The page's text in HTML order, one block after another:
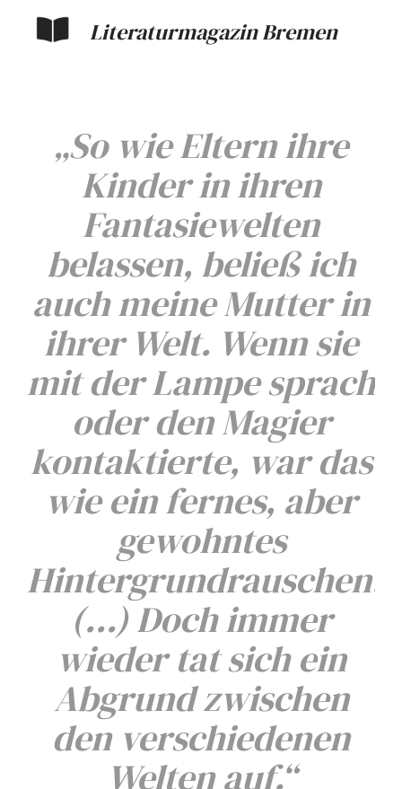
Literaturmagazin Bremen
„So wie Eltern ihre
Kinder in ihren
Fantasiewelten
belassen, beließ ich
auch meine Mutter in
ihrer Welt. Wenn sie
mit der Lampe sprach
oder den Magier
kontaktierte, war das
wie ein fernes, aber
gewohntes
Hintergrundrauschen.
(…) Doch immer
wieder tat sich ein
Abgrund zwischen
den verschiedenen
Welten auf.“